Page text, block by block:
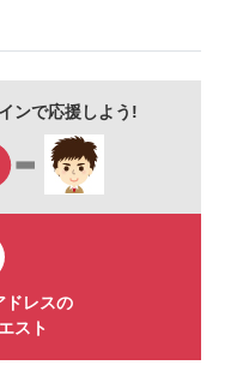
落葉樹
ンで応援しよう!
ドレスの
スト